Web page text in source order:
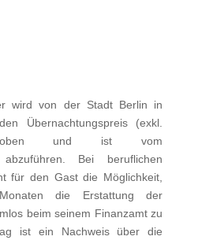
wird von der Stadt Berlin in
Übernachtungspreis (exkl.
und ist vom
abzuführen. Bei beruflichen
für den Gast die Möglichkeit,
die Erstattung der
beim seinem Finanzamt zu
ist ein Nachweis über die